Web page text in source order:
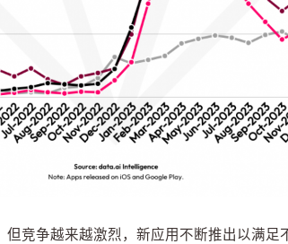
竞争越来越激烈，新应用不断推出以满足